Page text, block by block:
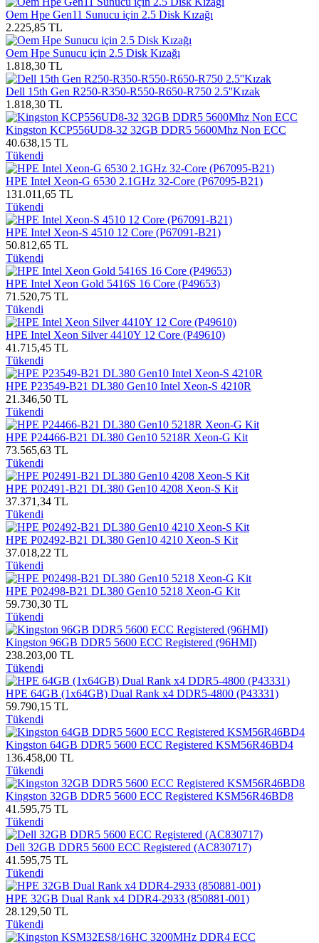
Oem Hpe Gen11 Sunucu için 2.5 Disk Kızağı
2.225,85 TL
Oem Hpe Sunucu için 2.5 Disk Kızağı
1.818,30 TL
Dell 15th Gen R250-R350-R550-R650-R750 2.5''Kızak
1.818,30 TL
Kingston KCP556UD8-32 32GB DDR5 5600Mhz Non ECC
40.638,15 TL
Tükendi
HPE Intel Xeon-G 6530 2.1GHz 32-Core (P67095-B21)
131.011,65 TL
Tükendi
HPE Intel Xeon-S 4510 12 Core (P67091-B21)
50.812,65 TL
Tükendi
HPE Intel Xeon Gold 5416S 16 Core (P49653)
71.520,75 TL
Tükendi
HPE Intel Xeon Silver 4410Y 12 Core (P49610)
41.715,45 TL
Tükendi
HPE P23549-B21 DL380 Gen10 Intel Xeon-S 4210R
21.346,50 TL
Tükendi
HPE P24466-B21 DL380 Gen10 5218R Xeon-G Kit
73.565,63 TL
Tükendi
HPE P02491-B21 DL380 Gen10 4208 Xeon-S Kit
37.371,34 TL
Tükendi
HPE P02492-B21 DL380 Gen10 4210 Xeon-S Kit
37.018,22 TL
Tükendi
HPE P02498-B21 DL380 Gen10 5218 Xeon-G Kit
59.730,30 TL
Tükendi
Kingston 96GB DDR5 5600 ECC Registered (96HMI)
238.203,00 TL
Tükendi
HPE 64GB (1x64GB) Dual Rank x4 DDR5-4800 (P43331)
59.790,15 TL
Tükendi
Kingston 64GB DDR5 5600 ECC Registered KSM56R46BD4
136.458,00 TL
Tükendi
Kingston 32GB DDR5 5600 ECC Registered KSM56R46BD8
41.595,75 TL
Tükendi
Dell 32GB DDR5 5600 ECC Registered (AC830717)
41.595,75 TL
Tükendi
HPE 32GB Dual Rank x4 DDR4-2933 (850881-001)
28.129,50 TL
Tükendi